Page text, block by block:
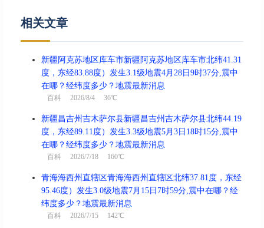
酉时(17:00-18:59) 吉
丁酉时 17:00 - 18:59
喜神正南 财神正西 福神正东
宜
结婚、出行、入宅、赴任、祈福、
忌 无
冲 兔 煞东
戌时(19:00-20:59)
戊戌时 19:00 - 20:59
相关文章
新疆阿克苏地区库车市新疆阿克苏地区库车市北纬41.31
度，东经83.88度）发生3.1级地震4月28日9时37分,震中
在哪？经纬度多少？地震最新消息
百科 2026/8/4 36℃
新疆昌吉州吉木萨尔县新疆昌吉州吉木萨尔县北纬44.19
度，东经89.11度）发生3.3级地震5月3日18时15分,震中
在哪？经纬度多少？地震最新消息
百科 2026/7/18 160℃
青海海西州直辖区青海海西州直辖区北纬37.81度，东经
95.46度）发生3.0级地震7月15日7时59分,震中在哪？经
纬度多少？地震最新消息
百科 2026/7/15 142℃